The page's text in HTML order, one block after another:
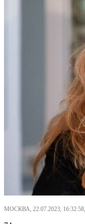
МОСКВА, 22.07.2023,